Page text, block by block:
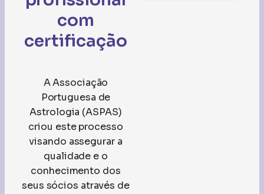
com
certificação
A Associação
Portuguesa de
Astrologia (ASPAS)
criou este processo
visando assegurar a
qualidade e o
conhecimento dos
seus sócios através de